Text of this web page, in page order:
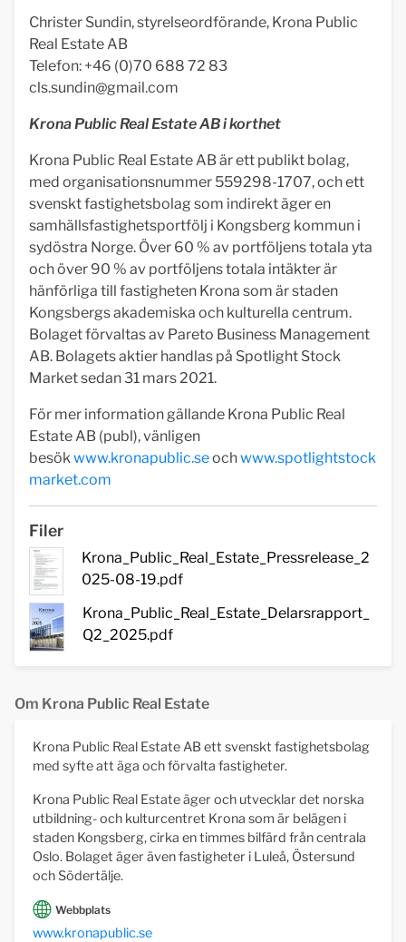
Christer Sundin, styrelseordförande, Krona Public
Real Estate AB
Telefon: +46 (0)70 688 72 83
cls.sundin@gmail.com
Krona Public Real Estate AB i korthet
Krona Public Real Estate AB är ett publikt bolag,
med organisationsnummer 559298-1707, och ett
svenskt fastighetsbolag som indirekt äger en
samhällsfastighetsportfölj i Kongsberg kommun i
sydöstra Norge. Över 60 % av portföljens totala yta
och över 90 % av portföljens totala intäkter är
hänförliga till fastigheten Krona som är staden
Kongsbergs akademiska och kulturella centrum.
Bolaget förvaltas av Pareto Business Management
AB. Bolagets aktier handlas på Spotlight Stock
Market sedan 31 mars 2021.
För mer information gällande Krona Public Real
Estate AB (publ), vänligen
besökwww.kronapublic.seochwww.spotlightstock
market.com
Filer
Krona_Public_Real_Estate_Pressrelease_2
025-08-19.pdf
Krona_Public_Real_Estate_Delarsrapport_
Q2_2025.pdf
Om Krona Public Real Estate
Krona Public Real Estate AB ett svenskt fastighetsbolag
med syfte att äga och förvalta fastigheter.
Krona Public Real Estate äger och utvecklar det norska
utbildning- och kulturcentret Krona som är belägen i
staden Kongsberg, cirka en timmes bilfärd från centrala
Oslo. Bolaget äger även fastigheter i Luleå, Östersund
och Södertälje.
Webbplats
www.kronapublic.se